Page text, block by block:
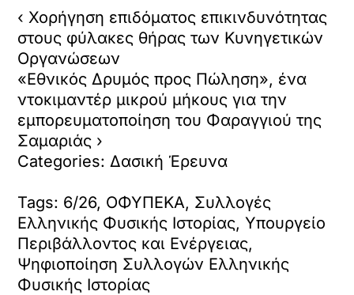
‹ Χορήγηση επιδόματος επικινδυνότητας
στους φύλακες θήρας των Κυνηγετικών
Οργανώσεων
«Εθνικός Δρυμός προς Πώληση», ένα
ντοκιμαντέρ μικρού μήκους για την
εμπορευματοποίηση του Φαραγγιού της
Σαμαριάς ›
Categories: Δασική Έρευνα
Tags: 6/26, ΟΦΥΠΕΚΑ, Συλλογές
Ελληνικής Φυσικής Ιστορίας, Υπουργείο
Περιβάλλοντος και Ενέργειας,
Ψηφιοποίηση Συλλογών Ελληνικής
Φυσικής Ιστορίας